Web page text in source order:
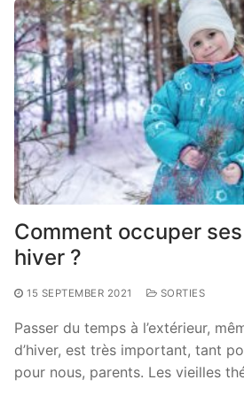
Comment occuper
hiver ?
15 SEPTEMBER 2021 SORTIES
Passer du temps à l’extérieur,
d’hiver, est très important, tant
pour nous, parents. Les vieilles